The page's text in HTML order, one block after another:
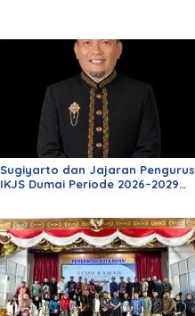
Sugiyarto dan Jajaran Pengurus
IKJS Dumai Periode 2026–2029